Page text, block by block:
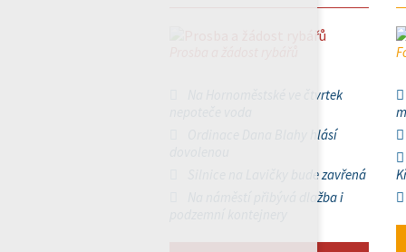
Na Hornoměstské ve čtvrtek
Ordinace Dana Blahy hlásí
Silnice na Lavičky bude zavřená
Na náměstí přibývá dlažba i